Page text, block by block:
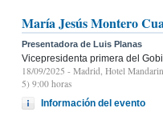
María Jesús Montero
Presentadora de Luis Planas
Vicepresidenta primera del
18/09/2025 - Madrid, Hotel
5) 9:00 horas
Información del evento